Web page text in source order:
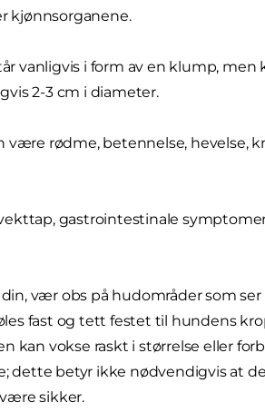
kjønnsorganene.
vanligvis i form av en klump, men
2-3 cm i diameter.
være rødme, betennelse, hevelse,
gastrointestinale symptomer
vær obs på hudområder som
fast og tett festet til hundens
vokse raskt i størrelse eller
dette betyr ikke nødvendigvis at
sikker.